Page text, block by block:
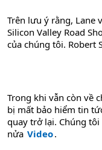
Trên lưu ý rằng, Lane
Silicon Valley Road
của chúng tôi. Robert
Trong khi vẫn còn về
bị mất bảo hiểm tin
quay trở lại. Chúng
nửa Video.